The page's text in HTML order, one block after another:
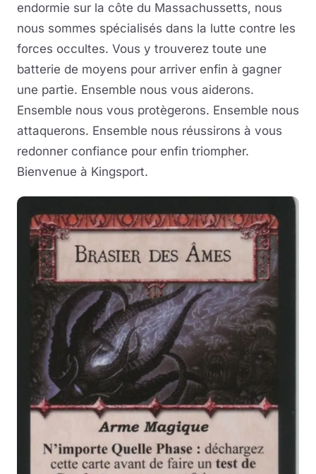
endormie sur la côte du Massachussetts, nous
nous sommes spécialisés dans la lutte contre les
forces occultes. Vous y trouverez toute une
batterie de moyens pour arriver enfin à gagner
une partie. Ensemble nous vous aiderons.
Ensemble nous vous protègerons. Ensemble nous
attaquerons. Ensemble nous réussirons à vous
redonner confiance pour enfin triompher.
Bienvenue à Kingsport.